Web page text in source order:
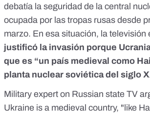
debatía la seguridad de la central
ocupada por las tropas rusas desde
marzo. En esa situación, la televisión
justificó la invasión porque
que es “un país medieval como
planta nuclear soviética del siglo
Military expert on Russian state TV
Ukraine is a medieval country, "like